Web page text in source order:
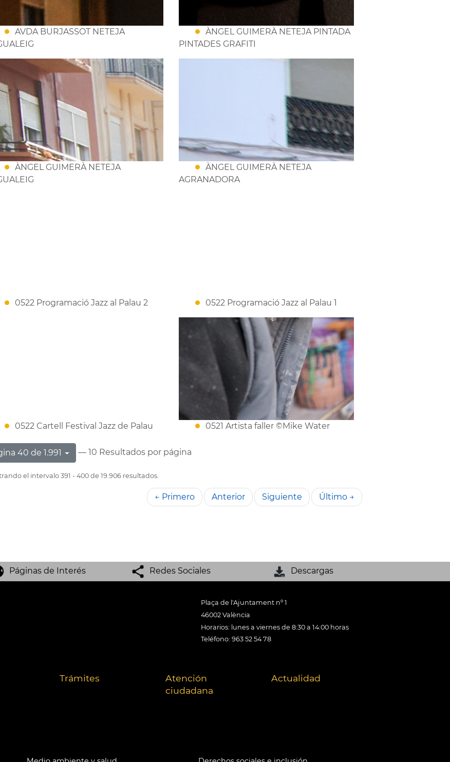
AVDA BURJASSOT NETEJA
ÀNGEL GUIMERÀ NETEJA PINTADA
PINTADES GRAFITI
ÀNGEL GUIMERÀ NETEJA
ÀNGEL GUIMERÀ NETEJA
AGRANADORA
0522 Programació Jazz al Palau 2 0522 Programació Jazz al Palau 1
0522 Cartell Festival Jazz de Palau 0521 Artista faller ©Mike Water
40 de 1.991 — 10 Resultados por página
el intervalo 391 - 400 de 19.906 resultados.
← Primero Anterior Siguiente Último →
Páginas de Interés Redes Sociales Descargas
Plaça de l'Ajuntament nº 1
46002 València
Horarios: lunes a viernes de 8:30 a 14:00 horas
Teléfono: 963 52 54 78
Trámites
Atención
ciudadana
Actualidad